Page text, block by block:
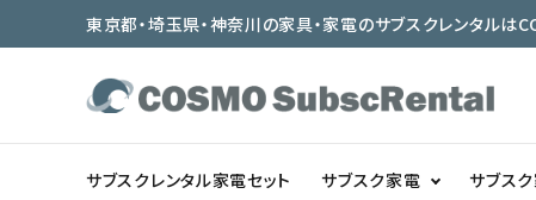
東京都・埼玉県・神奈川の家具・家電のサブスクレンタル
サブスクレンタル家電セット サブスク家電 サブス